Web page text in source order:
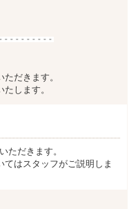
だきます。
します。
ただきます。
はスタッフがご説明しま